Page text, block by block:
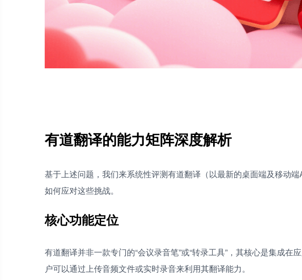
有道翻译的能力矩阵深度解析
基于上述问题，我们来系统性评测有道翻译（以最新的桌面端及移动
如何应对这些挑战。
核心功能定位
有道翻译并非一款专门的“会议录音笔”或“转录工具”，其核心是集成在
户可以通过上传音频文件或实时录音来利用其翻译能力。